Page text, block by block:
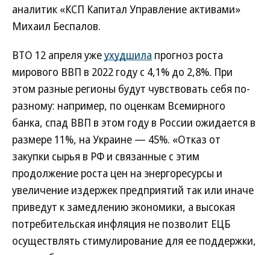
аналитик «КСП Капитал Управление активами»
Михаил Беспалов.
ВТО 12 апреля ужеухудшила прогноз роста
мирового ВВП в 2022 году с 4,1% до 2,8%. При
этом разные регионы будут чувствовать себя по-
разному: например, по оценкам Всемирного
банка, спад ВВП в этом году в России ожидается в
размере 11%, на Украине — 45%. «Отказ от
закупки сырья в РФ и связанные с этим
продолжение роста цен на энергоресурсы и
увеличение издержек предприятий так или иначе
приведут к замедлению экономики, а высокая
потребительская инфляция не позволит ЕЦБ
осуществлять стимулирование для ее поддержки,